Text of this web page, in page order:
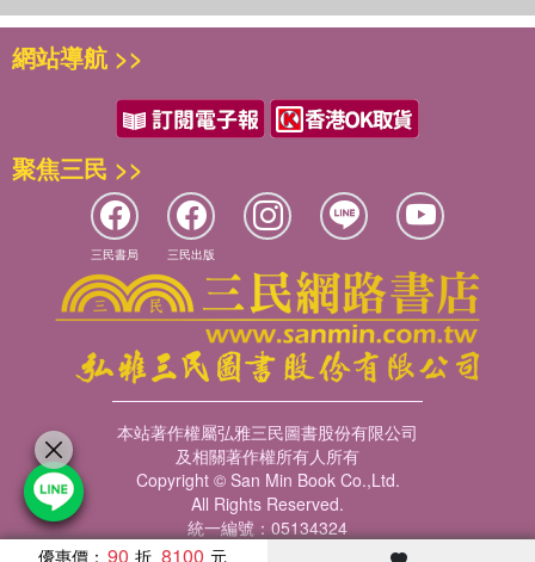
優惠價： 90 8100
網站導航 >>
聚焦三民 >>
三民書局 三民出版
本站著作權屬弘雅三民圖書股份有限公司
及相關著作權所有人所有
Copyright © San Min Book Co.,Ltd.
All Rights Reserved.
統一編號：05134324